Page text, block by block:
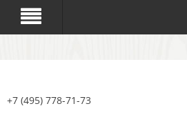
+7 (495) 778-71-73